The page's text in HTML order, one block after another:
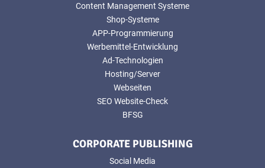
Content Management Systeme
Shop-Systeme
APP-Programmierung
Werbemittel-Entwicklung
Ad-Technologien
Hosting/Server
Webseiten
SEO Website-Check
BFSG
CORPORATE PUBLISHING
Social Media